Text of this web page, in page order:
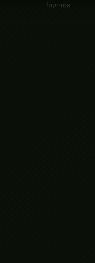
אמריקה!